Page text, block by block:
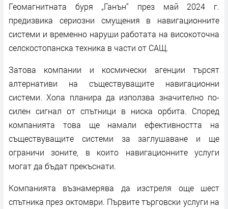
Геомагнитната буря „Ганън“ през май 2024 г.
предизвика сериозни смущения в навигационните
системи и временно наруши работата на високоточна
селскостопанска техника в части от САЩ.
Затова компании и космически агенции търсят
алтернативи на съществуващите навигационни
системи. Xona планира да използва значително по-
силен сигнал от спътници в ниска орбита. Според
компанията това ще намали ефективността на
съществуващите системи за заглушаване и ще
ограничи зоните, в които навигационните услуги
могат да бъдат прекъснати.
Компанията възнамерява да изстреля още шест
спътника през октомври. Първите търговски услуги на